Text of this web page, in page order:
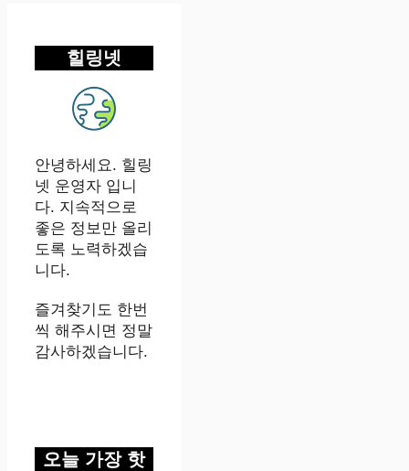
힐링넷
안녕하세요. 힐링
넷 운영자 입니
다. 지속적으로
좋은 정보만 올리
도록 노력하겠습
니다.
즐겨찾기도 한번
씩 해주시면 정말
감사하겠습니다.
오늘 가장 핫